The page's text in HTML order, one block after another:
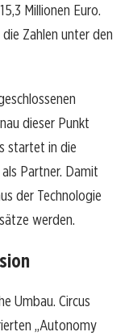
Millionen Euro.
Zahlen unter den
dieser Punkt
startet in die
Partner. Damit
der Technologie
werden.
Umbau. Circus
„Autonomy